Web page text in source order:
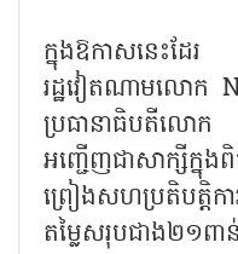
ក្នុងឱកាសនេះដ
រដ្ឋវៀតណាមលោក
ប្រធានាធិបតីលោ
អញ្ជើញជាសាក្សីក្នុង
ព្រៀងសហប្រតិបតិ្តកា
តម្លៃសរុបជាង២១ពា